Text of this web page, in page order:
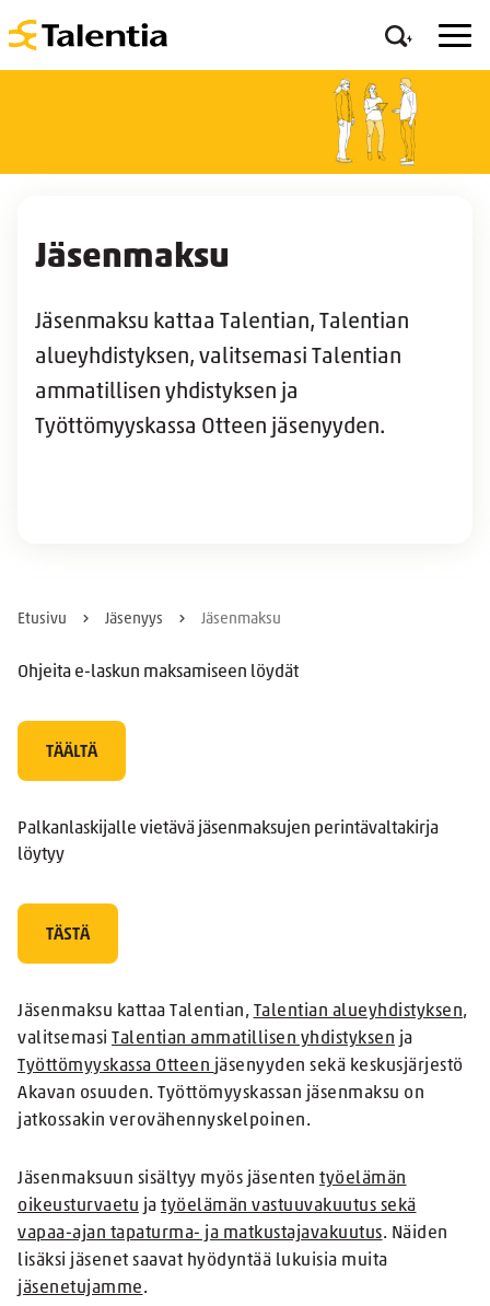
Jäsenmaksu
Jäsenmaksu kattaa Talentian, Talentian
alueyhdistyksen, valitsemasi Talentian
ammatillisen yhdistyksen ja
Työttömyyskassa Otteen jäsenyyden.
Etusivu Jäsenyys Jäsenmaksu
Ohjeita e-laskun maksamiseen löydät
TÄÄLTÄ
Palkanlaskijalle vietävä jäsenmaksujen perintävaltakirja
löytyy
TÄSTÄ
Jäsenmaksu kattaa Talentian, Talentian alueyhdistyksen,
valitsemasi Talentian ammatillisen yhdistyksen ja
Työttömyyskassa Otteen jäsenyyden sekä keskusjärjestö
Akavan osuuden. Työttömyyskassan jäsenmaksu on
jatkossakin verovähennyskelpoinen.
Jäsenmaksuun sisältyy myös jäsenten työelämän
oikeusturvaetu ja työelämän vastuuvakuutus sekä
vapaa-ajan tapaturma- ja matkustajavakuutus. Näiden
lisäksi jäsenet saavat hyödyntää lukuisia muita
jäsenetujamme.